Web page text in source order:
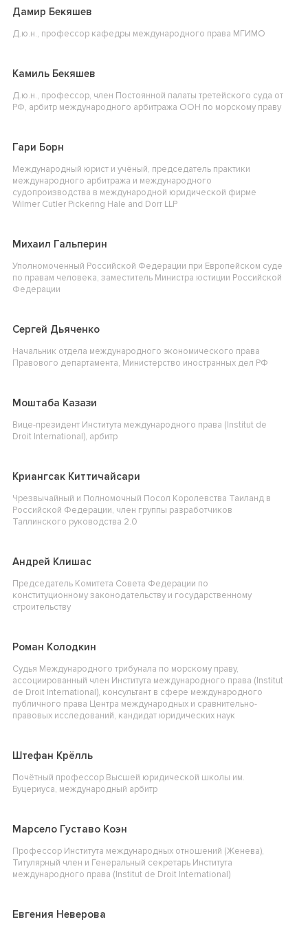
Дамир Бекяшев
Д.ю.н., профессор кафедры международного права МГИМО
Камиль Бекяшев
Д.ю.н., профессор, член Постоянной палаты третейского суда от
РФ, арбитр международного арбитража ООН по морскому праву
Гари Борн
Международный юрист и учёный, председатель практики
международного арбитража и международного
судопроизводства в международной юридической фирме
Wilmer Cutler Pickering Hale and Dorr LLP
Михаил Гальперин
Уполномоченный Российской Федерации при Европейском суде
по правам человека, заместитель Министра юстиции Российской
Федерации
Сергей Дьяченко
Начальник отдела международного экономического права
Правового департамента, Министерство иностранных дел РФ
Моштаба Казази
Вице-президент Института международного права (Institut de
Droit International), арбитр
Криангсак Киттичайсари
Чрезвычайный и Полномочный Посол Королевства Таиланд в
Российской Федерации, член группы разработчиков
Таллинского руководства 2.0
Андрей Клишас
Председатель Комитета Совета Федерации по
конституционному законодательству и государственному
строительству
Роман Колодкин
Судья Международного трибунала по морскому праву,
ассоциированный член Института международного права (Institut
de Droit International), консультант в сфере международного
публичного права Центра международных и сравнительно-
правовых исследований, кандидат юридических наук
Штефан Крёлль
Почётный профессор Высшей юридической школы им.
Буцериуса, международный арбитр
Марсело Густаво Коэн
Профессор Института международных отношений (Женева),
Титулярный член и Генеральный секретарь Института
международного права (Institut de Droit International)
Евгения Неверова